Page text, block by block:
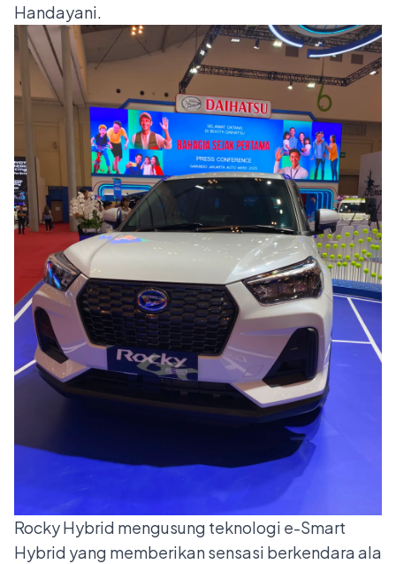
Handayani.
Rocky Hybrid mengusung teknologi e-Smart
Hybrid yang memberikan sensasi berkendara ala